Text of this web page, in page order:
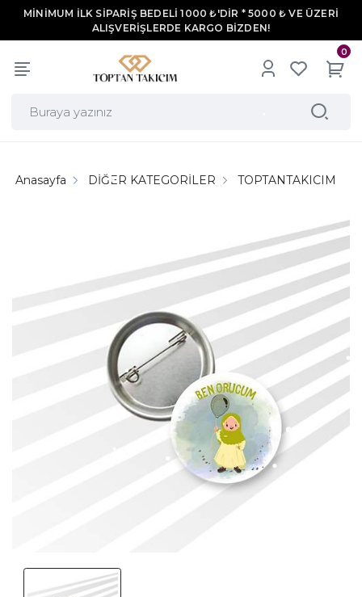
MİNİMUM İLK SİPARİŞ BEDELİ 1000 ₺'DİR * 5000 ₺ VE ÜZERİ
ALIŞVERİŞLERDE KARGO BİZDEN!
0
Anasayfa DİĞER KATEGORİLER TOPTANTAKICIM